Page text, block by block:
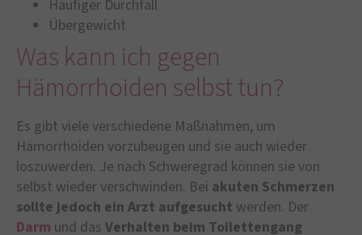
Häufiger Durchfall
Übergewicht
Was kann ich gegen
Hämorrhoiden selbst tun?
Es gibt viele verschiedene Maßnahmen, um
Hämorrhoiden vorzubeugen und sie auch wieder
loszuwerden. Je nach Schweregrad können sie von
selbst wieder verschwinden. Bei akuten Schmerzen
sollte jedoch ein Arzt aufgesucht werden. Der
Darm und das Verhalten beim Toilettengang